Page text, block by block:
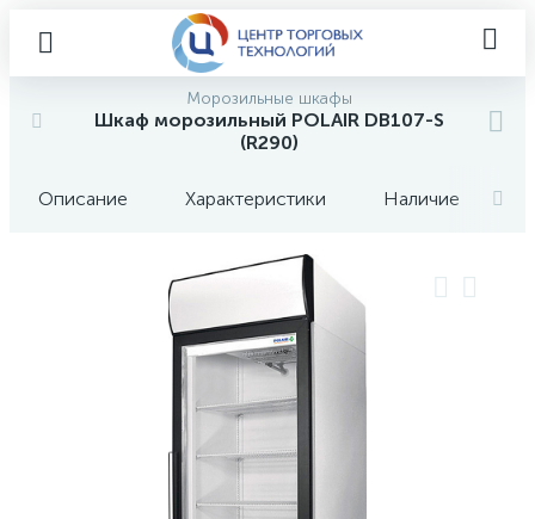
Морозильные шкафы
Шкаф морозильный POLAIR DB107-S
(R290)
Описание Характеристики Наличие